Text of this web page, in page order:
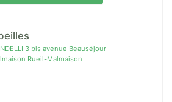
3 bis avenue Beauséjour
Rueil-Malmaison